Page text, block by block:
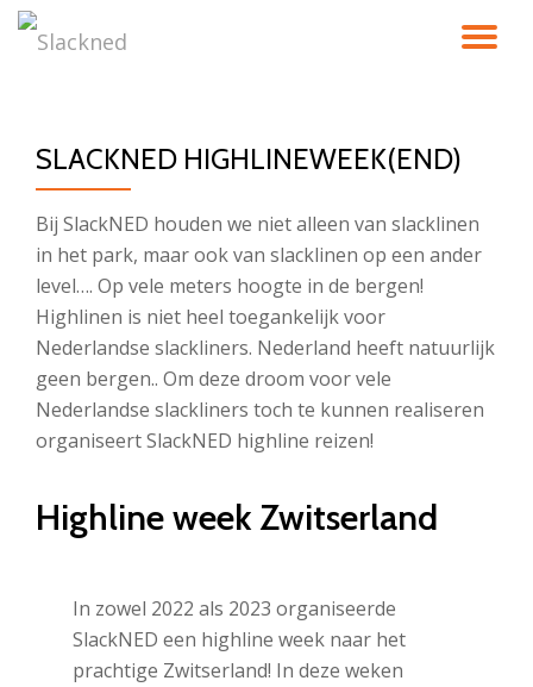
SLACKNED HIGHLINEWEEK(END)
Bij SlackNED houden we niet alleen van slacklinen
in het park, maar ook van slacklinen op een ander
level…. Op vele meters hoogte in de bergen!
Highlinen is niet heel toegankelijk voor
Nederlandse slackliners. Nederland heeft natuurlijk
geen bergen.. Om deze droom voor vele
Nederlandse slackliners toch te kunnen realiseren
organiseert SlackNED highline reizen!
Highline week Zwitserland
In zowel 2022 als 2023 organiseerde
SlackNED een highline week naar het
prachtige Zwitserland! In deze weken